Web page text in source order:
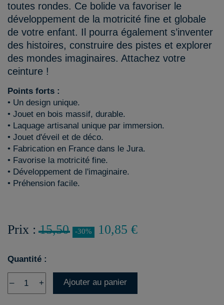
toutes rondes. Ce bolide va favoriser le
développement de la motricité fine et globale
de votre enfant. Il pourra également s’inventer
des histoires, construire des pistes et explorer
des mondes imaginaires. Attachez votre
ceinture !
Points forts :
• Un design unique.
• Jouet en bois massif, durable.
• Laquage artisanal unique par immersion.
• Jouet d'éveil et de déco.
• Fabrication en France dans le Jura.
• Favorise la motricité fine.
• Développement de l'imaginaire.
• Préhension facile.
Prix :15,50 -30% 10,85 €
Quantité :
– + Ajouter au panier